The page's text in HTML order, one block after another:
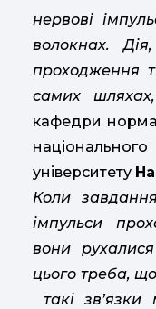
нервові
волокнах.
проходження
самих шляхах
кафедри
університету
Коли
імпульси
вони
цього треба,
такі